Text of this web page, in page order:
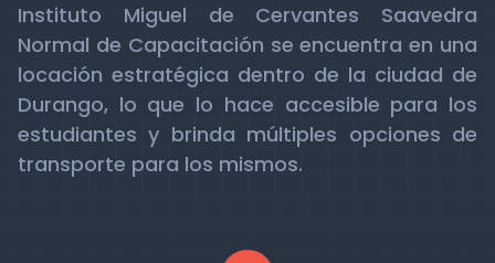
Instituto Miguel de Cervantes Saavedra
Normal de Capacitación se encuentra en una
locación estratégica dentro de la ciudad de
Durango, lo que lo hace accesible para los
estudiantes y brinda múltiples opciones de
transporte para los mismos.